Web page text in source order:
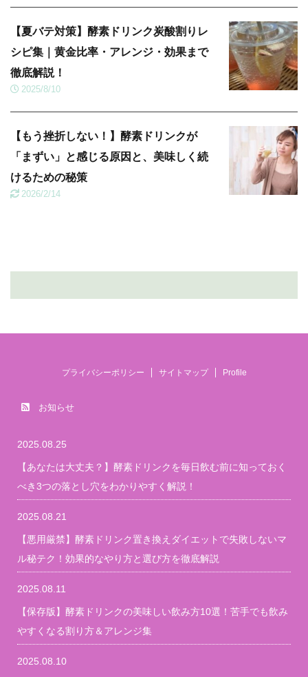
【夏バテ対策】酵素ドリンク炭酸割りレ
シピ集｜黄金比率・アレンジ・効果まで
徹底解説！
2025/8/10
【もう挫折しない！】酵素ドリンクが
「まずい」と感じる原因と、美味しく続
けるための秘策
2026/2/14
プライバシーポリシー サイトマップ Profile
お知らせ
2025.08.25
【あなたは大丈夫？】酵素ドリンクを毎日飲む前に知っておく
べき3つの落とし穴をわかりやすく解説！
2025.08.21
【悪用厳禁】酵素ドリンク置き換えダイエットで失敗しないマ
ル秘テク！効果的なやり方と選び方を徹底解説
2025.08.11
【保存版】酵素ドリンクの美味しい飲み方10選！苦手でも飲み
やすくなる割り方＆アレンジ集
2025.08.10